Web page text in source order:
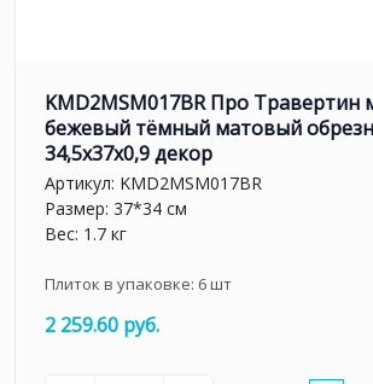
KMD2MSM017BR Про Травертин
бежевый тёмный матовый
34,5x37x0,9 декор
Артикул: KMD2MSM017BR
Размер: 37*34 см
Вес: 1.7 кг
Плиток в упаковке: 6шт
2 259.60 руб.